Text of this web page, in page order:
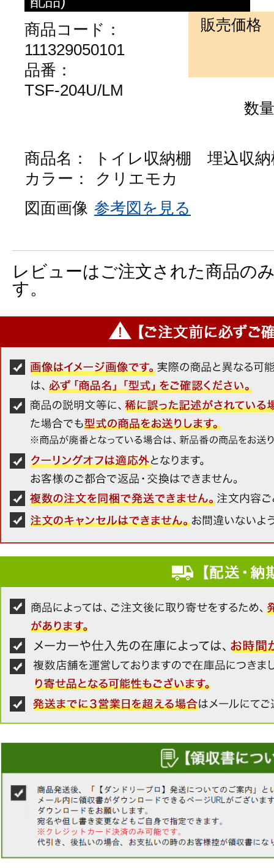
商品コード：
111329050101
品番：
TSF-204U/LM
販売価格
数量
商品名：
トイレ収納棚 埋込収
カラー：
クリエモカ
図面画像 参考図を見る
レビューはご注文された商品の
す。